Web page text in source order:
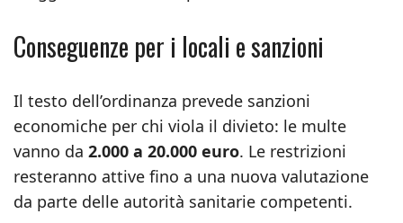
Conseguenze per i locali e sanzioni
Il testo dell’ordinanza prevede sanzioni
economiche per chi viola il divieto: le multe
vanno da 2.000 a 20.000 euro. Le restrizioni
resteranno attive fino a una nuova valutazione
da parte delle autorità sanitarie competenti.